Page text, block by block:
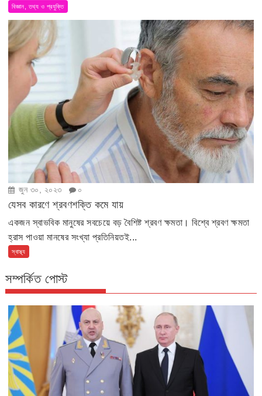
বিজ্ঞান, তথ্য ও প্রযুক্তি
জুন ৩০, ২০২৩ ০
যেসব কারণে শ্রবণশক্তি কমে যায়
একজন স্বাভবিক মানুষের সবচেয়ে বড় বৈশিষ্ট শ্রবণ ক্ষমতা। বিশ্বে শ্রবণ ক্ষমতা
হ্রাস পাওয়া মানষের সংখ্যা প্রতিনিয়তই...
স্বাস্থ্য
সম্পর্কিত পোস্ট